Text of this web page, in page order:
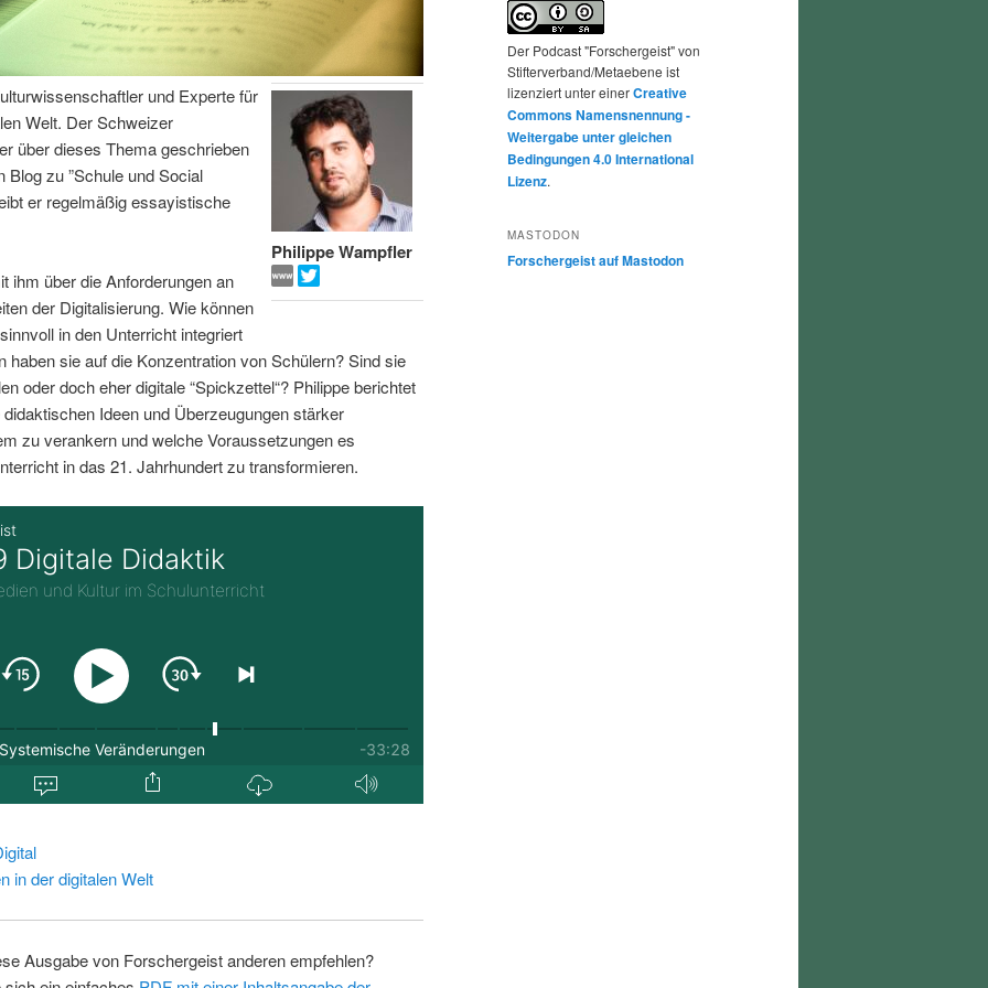
Philippe Wampfler
und Experte für
Welt. Der Schweizer
über dieses Thema geschrieben
Blog zu ”Schule und Social
er regelmäßig essayistische
ihm über die Anforderungen an
der Digitalisierung. Wie können
in den Unterricht integriert
haben sie auf die Konzentration von Schülern? Sind sie
oder doch eher digitale “Spickzettel“? Philippe berichtet
Ideen und Überzeugungen stärker
zu verankern und welche Voraussetzungen es
in das 21. Jahrhundert zu transformieren.
in der digitalen Welt
Ausgabe von Forschergeist anderen empfehlen?
Der Podcast "Forschergeist" von
Stifterverband/Metaebene ist
lizenziert unter einerCreative
Commons Namensnennung -
Weitergabe unter gleichen
Bedingungen 4.0 International
Lizenz.
MASTODON
Forschergeist auf Mastodon